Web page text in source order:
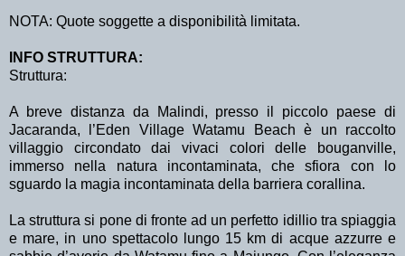
NOTA: Quote soggette a disponibilità limitata.
INFO STRUTTURA:
Struttura:
A breve distanza da Malindi, presso il piccolo paese di
Jacaranda, l’Eden Village Watamu Beach è un raccolto
villaggio circondato dai vivaci colori delle bouganville,
immerso nella natura incontaminata, che sfiora con lo
sguardo la magia incontaminata della barriera corallina.
La struttura si pone di fronte ad un perfetto idillio tra spiaggia
e mare, in uno spettacolo lungo 15 km di acque azzurre e